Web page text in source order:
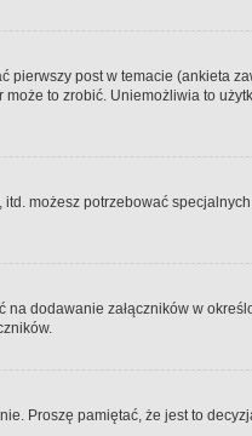
post w temacie (ankieta
to zrobić. Uniemożliwia to
możesz potrzebować
dodawanie załączników w
Proszę pamiętać, że jest to